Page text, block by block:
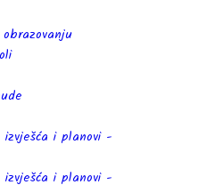
izvješća i planovi -
izvješća i planovi -